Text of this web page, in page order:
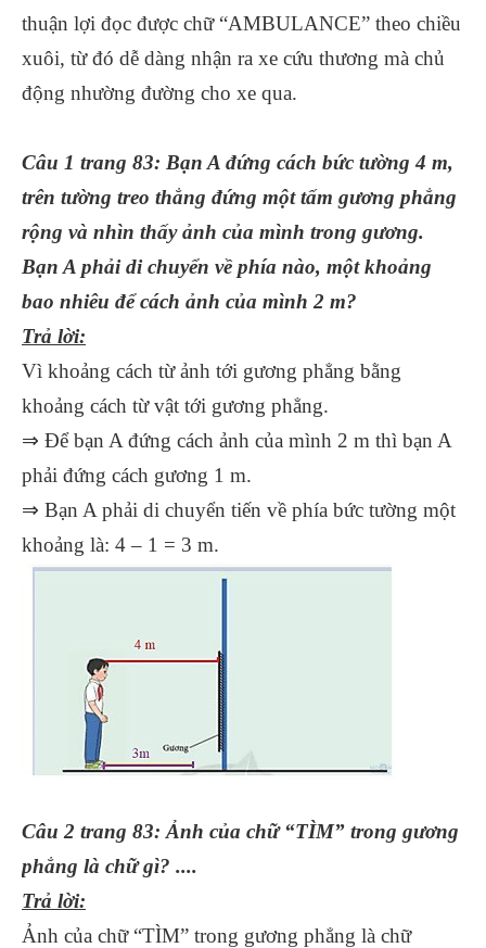
thuận lợi đọc được chữ “AMBULANCE” theo chiều
xuôi, từ đó dễ dàng nhận ra xe cứu thương mà chủ
động nhường đường cho xe qua.
Câu 1 trang 83: Bạn A đứng cách bức tường 4 m,
trên tường treo thẳng đứng một tấm gương phẳng
rộng và nhìn thấy ảnh của mình trong gương.
Bạn A phải di chuyển về phía nào, một khoảng
bao nhiêu để cách ảnh của mình 2 m?
Trả lời:
Vì khoảng cách từ ảnh tới gương phẳng bằng
khoảng cách từ vật tới gương phẳng.
⇒ Để bạn A đứng cách ảnh của mình 2 m thì bạn A
phải đứng cách gương 1 m.
⇒ Bạn A phải di chuyển tiến về phía bức tường một
khoảng là: 4 – 1 = 3 m.
Câu 2 trang 83: Ảnh của chữ “TÌM” trong gương
phẳng là chữ gì? ....
Trả lời:
Ảnh của chữ “TÌM” trong gương phẳng là chữ